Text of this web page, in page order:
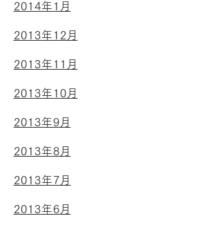
2014年1月
2013年12月
2013年11月
2013年10月
2013年9月
2013年8月
2013年7月
2013年6月